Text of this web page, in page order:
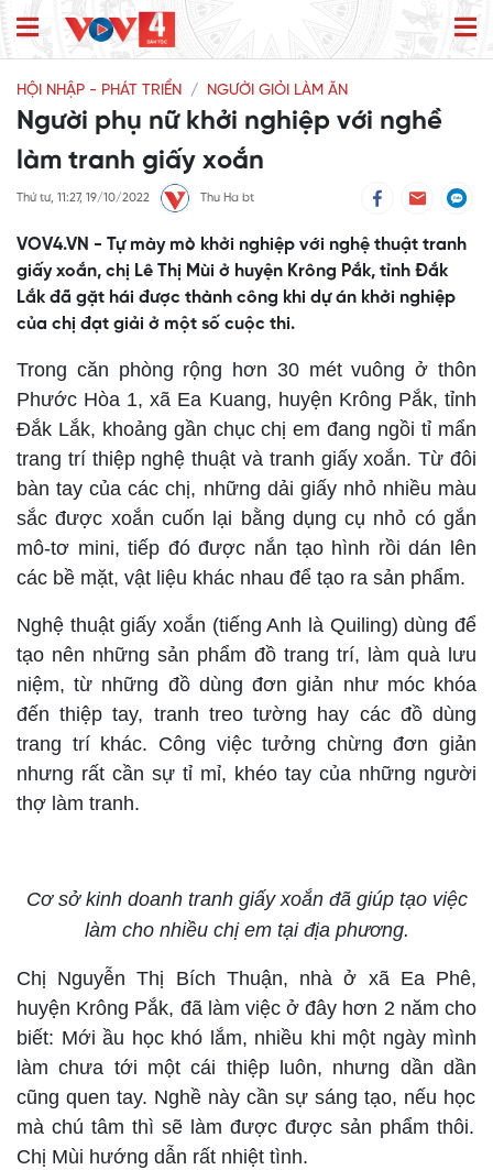
HỘI NHẬP - PHÁT TRIỂN NGƯỜI GIỎI LÀM ĂN
Người phụ nữ khởi nghiệp với nghề
làm tranh giấy xoắn
Thứ tư, 11:27, 19/10/2022 Thu Ha bt
VOV4.VN - Tự mày mò khởi nghiệp với nghệ thuật tranh
giấy xoắn, chị Lê Thị Mùi ở huyện Krông Pắk, tỉnh Đắk
Lắk đã gặt hái được thành công khi dự án khởi nghiệp
của chị đạt giải ở một số cuộc thi.
Trong căn phòng rộng hơn 30 mét vuông ở thôn
Phước Hòa 1, xã Ea Kuang, huyện Krông Pắk, tỉnh
Đắk Lắk, khoảng gần chục chị em đang ngồi tỉ mẩn
trang trí thiệp nghệ thuật và tranh giấy xoắn. Từ đôi
bàn tay của các chị, những dải giấy nhỏ nhiều màu
sắc được xoắn cuốn lại bằng dụng cụ nhỏ có gắn
mô-tơ mini, tiếp đó được nắn tạo hình rồi dán lên
các bề mặt, vật liệu khác nhau để tạo ra sản phẩm.
Nghệ thuật giấy xoắn (tiếng Anh là Quiling) dùng để
tạo nên những sản phẩm đồ trang trí, làm quà lưu
niệm, từ những đồ dùng đơn giản như móc khóa
đến thiệp tay, tranh treo tường hay các đồ dùng
trang trí khác. Công việc tưởng chừng đơn giản
nhưng rất cần sự tỉ mỉ, khéo tay của những người
thợ làm tranh.
Cơ sở kinh doanh tranh giấy xoắn đã giúp tạo việc
làm cho nhiều chị em tại địa phương.
Chị Nguyễn Thị Bích Thuận, nhà ở xã Ea Phê,
huyện Krông Pắk, đã làm việc ở đây hơn 2 năm cho
biết: Mới ầu học khó lắm, nhiều khi một ngày mình
làm chưa tới một cái thiệp luôn, nhưng dần dần
cũng quen tay. Nghề này cần sự sáng tạo, nếu học
mà chú tâm thì sẽ làm được được sản phẩm thôi.
Chị Mùi hướng dẫn rất nhiệt tình.